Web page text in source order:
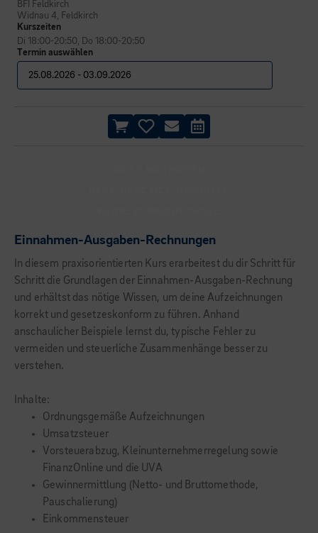
BFI Feldkirch
Widnau 4, Feldkirch
Termin auswählen
Kurszeiten
Di 18:00-20:50, Do 18:00-20:50
Einnahmen-Ausgaben-Rechnungen
In diesem praxisorientierten Kurs erarbeitest du dir Schritt für
Schritt die Grundlagen der Einnahmen-Ausgaben-Rechnung
und erhältst das nötige Wissen, um deine Aufzeichnungen
korrekt und gesetzeskonform zu führen. Anhand
anschaulicher Beispiele lernst du, typische Fehler zu
vermeiden und steuerliche Zusammenhänge besser zu
verstehen.
Inhalte:
Ordnungsgemäße Aufzeichnungen
Umsatzsteuer
Vorsteuerabzug, Kleinunternehmerregelung sowie
FinanzOnline und die UVA
Gewinnermittlung (Netto- und Bruttomethode,
Pauschalierung)
Einkommensteuer